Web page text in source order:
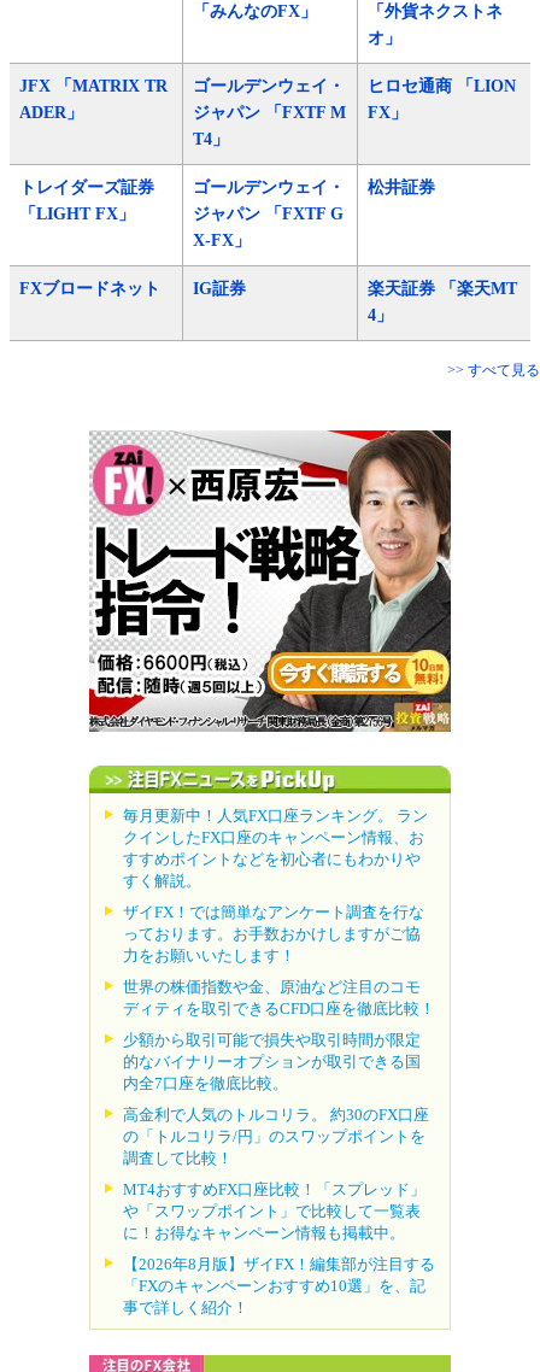
「みんなのFX」
「外貨ネクストネ
オ」
JFX 「MATRIX TR
ADER」
ゴールデンウェイ・
ジャパン 「FXTF M
T4」
ヒロセ通商 「LION
FX」
トレイダーズ証券
「LIGHT FX」
ゴールデンウェイ・
ジャパン 「FXTF G
X-FX」
松井証券
FXブロードネット IG証券
楽天証券 「楽天MT
4」
>> すべて見る
毎月更新中！人気FX口座ランキング。 ラン
クインしたFX口座のキャンペーン情報、お
すすめポイントなどを初心者にもわかりや
すく解説。
ザイFX！では簡単なアンケート調査を行な
っております。お手数おかけしますがご協
力をお願いいたします！
世界の株価指数や金、原油など注目のコモ
ディティを取引できるCFD口座を徹底比較！
少額から取引可能で損失や取引時間が限定
的なバイナリーオプションが取引できる国
内全7口座を徹底比較。
高金利で人気のトルコリラ。 約30のFX口座
の「トルコリラ/円」のスワップポイントを
調査して比較！
MT4おすすめFX口座比較！「スプレッド」
や「スワップポイント」で比較して一覧表
に！お得なキャンペーン情報も掲載中。
【2026年8月版】ザイFX！編集部が注目する
「FXのキャンペーンおすすめ10選」を、記
事で詳しく紹介！